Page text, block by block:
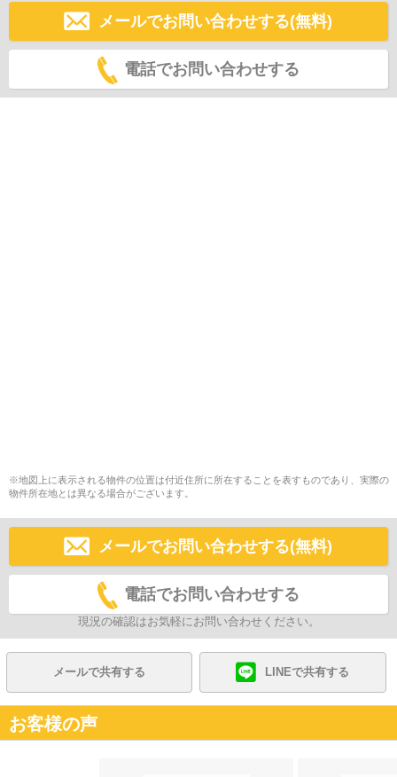
メールでお問い合わせする(無料)
電話でお問い合わせする
※地図上に表示される物件の位置は付近住所に所在することを表すものであり、実際の
物件所在地とは異なる場合がございます。
メールでお問い合わせする(無料)
電話でお問い合わせする
現況の確認はお気軽にお問い合わせください。
メールで共有する LINEで共有する
お客様の声